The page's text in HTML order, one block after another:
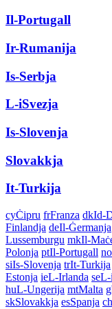
Il-Portugall
Ir-Rumanija
Is-Serbja
L-iSvezja
Is-Slovenja
Slovakkja
It-Turkija
cyĊipru frFranza dkId-
Finlandja deIl-Ġermanja
Lussemburgu mkIl-
Polonja ptIl-Portugall no
siIs-Slovenja trIt-Turkija
Estonja ieL-Irlanda seL-
huL-Ungerija mtMalta
skSlovakkja esSpanja ch